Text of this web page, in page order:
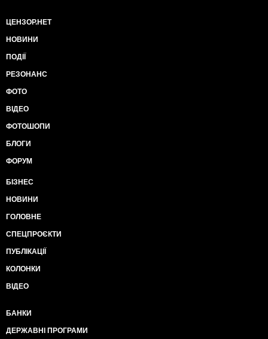
ЦЕНЗОР.НЕТ
НОВИНИ
ПОДІЇ
РЕЗОНАНС
ФОТО
ВІДЕО
ФОТОШОПИ
БЛОГИ
ФОРУМ
БІЗНЕС
НОВИНИ
ГОЛОВНЕ
СПЕЦПРОЄКТИ
ПУБЛІКАЦІЇ
КОЛОНКИ
ВІДЕО
БАНКИ
ДЕРЖАВНІ ПРОГРАМИ